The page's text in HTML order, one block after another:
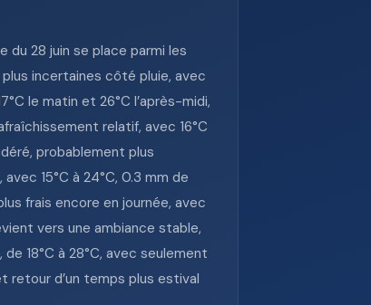
du 28 juin se place parmi les
plus incertaines côté pluie, avec
le matin et 26°C l’après-midi,
relatif, avec 16°C
probablement plus
15°C à 24°C, 0.3 mm de
frais encore en journée, avec
vers une ambiance stable,
18°C à 28°C, avec seulement
retour d’un temps plus estival